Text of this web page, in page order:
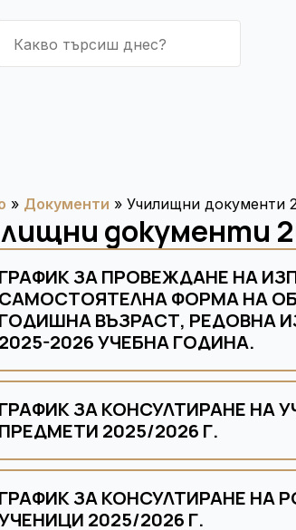
» Документи » Училищни документи
документи
ГРАФИК ЗА ПРОВЕЖДАНЕ НА
САМОСТОЯТЕЛНА ФОРМА НА
ГОДИШНА ВЪЗРАСТ, РЕДОВНА
2025-2026 УЧЕБНА ГОДИНА.
ГРАФИК ЗА КОНСУЛТИРАНЕ НА
ПРЕДМЕТИ 2025/2026 Г.
ГРАФИК ЗА КОНСУЛТИРАНЕ НА
2025/2026 Г.